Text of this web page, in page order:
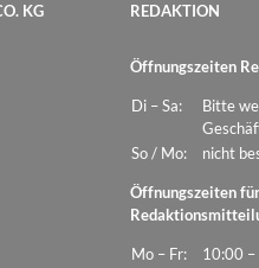
KG REDAKTION
Öffnungszeiten
Di – Sa:
Bitte
So / Mo:
nicht
Öffnungszeiten
Mo – Fr:
10:00